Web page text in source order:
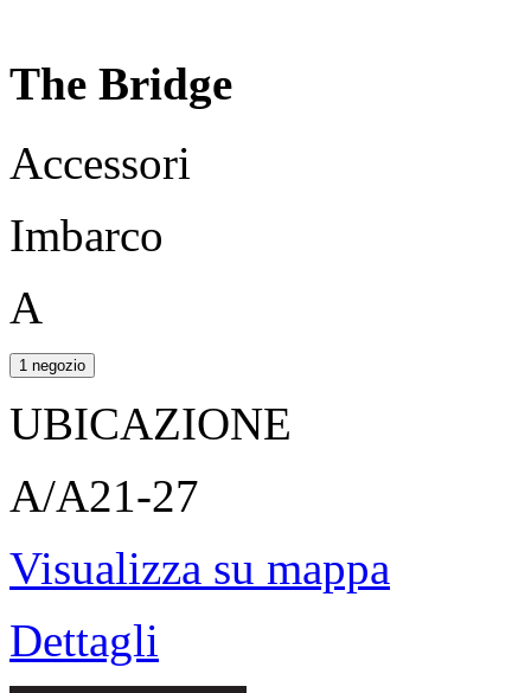
The Bridge
Accessori
Imbarco
A
1 negozio
UBICAZIONE
A/A21-27
Visualizza su mappa
Dettagli